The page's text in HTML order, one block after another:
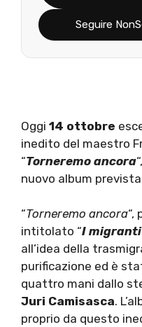
Seguire
Oggi 14 ottobre
inedito del maestro
“Torneremo ancora
nuovo album
“Torneremo ancora“,
intitolato “I migranti
all’idea della
purificazione ed è
quattro mani dallo
Juri Camisasca.
proprio da questo